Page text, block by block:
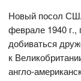
Новый посол
феврале 1940 г.,
добиваться
к
англо-